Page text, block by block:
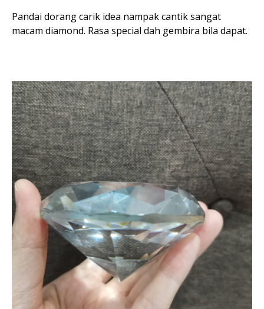
Pandai dorang carik idea nampak cantik sangat
macam diamond. Rasa special dah gembira bila dapat.